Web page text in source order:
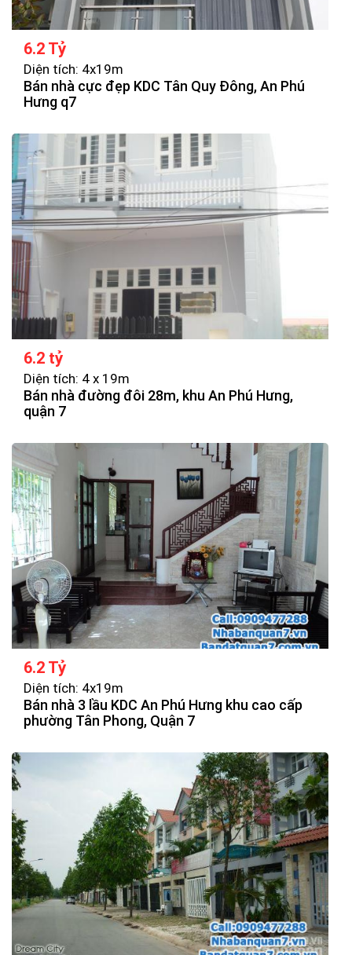
6.2 Tỷ
Diện tích: 4x19m
Bán nhà cực đẹp KDC Tân Quy Đông, An Phú
Hưng q7
6.2 tỷ
Diện tích: 4 x 19m
Bán nhà đường đôi 28m, khu An Phú Hưng,
quận 7
6.2 Tỷ
Diện tích: 4x19m
Bán nhà 3 lầu KDC An Phú Hưng khu cao cấp
phường Tân Phong, Quận 7